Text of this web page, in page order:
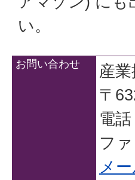
い。
お問い合わせ
産
〒
電
フ
メ